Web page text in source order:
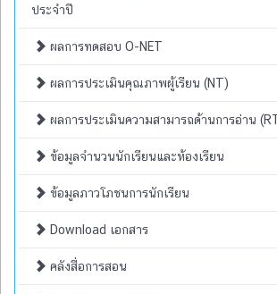
ประจำปี
ผลการทดสอบ O-NET
ผลการประเมินคุณภาพผู้เรียน (NT)
ผลการประเมินความสามารถด้านการอ่าน
ข้อมูลจำนวนนักเรียนและห้องเรียน
ข้อมูลภาวโภชนการนักเรียน
Download เอกสาร
คลังสื่อการสอน